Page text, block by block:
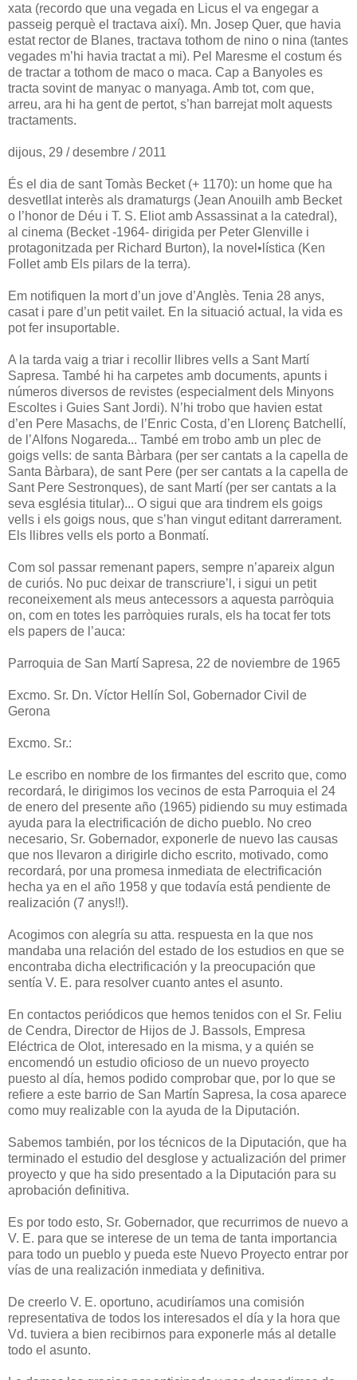
xata (recordo que una vegada en Licus el va engegar a
passeig perquè el tractava així). Mn. Josep Quer, que havia
estat rector de Blanes, tractava tothom de nino o nina (tantes
vegades m’hi havia tractat a mi). Pel Maresme el costum és
de tractar a tothom de maco o maca. Cap a Banyoles es
tracta sovint de manyac o manyaga. Amb tot, com que,
arreu, ara hi ha gent de pertot, s’han barrejat molt aquests
tractaments.
dijous, 29 / desembre / 2011
És el dia de sant Tomàs Becket (+ 1170): un home que ha
desvetllat interès als dramaturgs (Jean Anouilh amb Becket
o l’honor de Déu i T. S. Eliot amb Assassinat a la catedral),
al cinema (Becket -1964- dirigida per Peter Glenville i
protagonitzada per Richard Burton), la novel•lística (Ken
Follet amb Els pilars de la terra).
Em notifiquen la mort d’un jove d’Anglès. Tenia 28 anys,
casat i pare d’un petit vailet. En la situació actual, la vida es
pot fer insuportable.
A la tarda vaig a triar i recollir llibres vells a Sant Martí
Sapresa. També hi ha carpetes amb documents, apunts i
números diversos de revistes (especialment dels Minyons
Escoltes i Guies Sant Jordi). N’hi trobo que havien estat
d’en Pere Masachs, de l’Enric Costa, d’en Llorenç Batchellí,
de l’Alfons Nogareda... També em trobo amb un plec de
goigs vells: de santa Bàrbara (per ser cantats a la capella de
Santa Bàrbara), de sant Pere (per ser cantats a la capella de
Sant Pere Sestronques), de sant Martí (per ser cantats a la
seva església titular)... O sigui que ara tindrem els goigs
vells i els goigs nous, que s’han vingut editant darrerament.
Els llibres vells els porto a Bonmatí.
Com sol passar remenant papers, sempre n’apareix algun
de curiós. No puc deixar de transcriure’l, i sigui un petit
reconeixement als meus antecessors a aquesta parròquia
on, com en totes les parròquies rurals, els ha tocat fer tots
els papers de l’auca:
Parroquia de San Martí Sapresa, 22 de noviembre de 1965
Excmo. Sr. Dn. Víctor Hellín Sol, Gobernador Civil de
Gerona
Excmo. Sr.:
Le escribo en nombre de los firmantes del escrito que, como
recordará, le dirigimos los vecinos de esta Parroquia el 24
de enero del presente año (1965) pidiendo su muy estimada
ayuda para la electrificación de dicho pueblo. No creo
necesario, Sr. Gobernador, exponerle de nuevo las causas
que nos llevaron a dirigirle dicho escrito, motivado, como
recordará, por una promesa inmediata de electrificación
hecha ya en el año 1958 y que todavía está pendiente de
realización (7 anys!!).
Acogimos con alegría su atta. respuesta en la que nos
mandaba una relación del estado de los estudios en que se
encontraba dicha electrificación y la preocupación que
sentía V. E. para resolver cuanto antes el asunto.
En contactos periódicos que hemos tenidos con el Sr. Feliu
de Cendra, Director de Hijos de J. Bassols, Empresa
Eléctrica de Olot, interesado en la misma, y a quién se
encomendó un estudio oficioso de un nuevo proyecto
puesto al día, hemos podido comprobar que, por lo que se
refiere a este barrio de San Martín Sapresa, la cosa aparece
como muy realizable con la ayuda de la Diputación.
Sabemos también, por los técnicos de la Diputación, que ha
terminado el estudio del desglose y actualización del primer
proyecto y que ha sido presentado a la Diputación para su
aprobación definitiva.
Es por todo esto, Sr. Gobernador, que recurrimos de nuevo a
V. E. para que se interese de un tema de tanta importancia
para todo un pueblo y pueda este Nuevo Proyecto entrar por
vías de una realización inmediata y definitiva.
De creerlo V. E. oportuno, acudiríamos una comisión
representativa de todos los interesados el día y la hora que
Vd. tuviera a bien recibirnos para exponerle más al detalle
todo el asunto.